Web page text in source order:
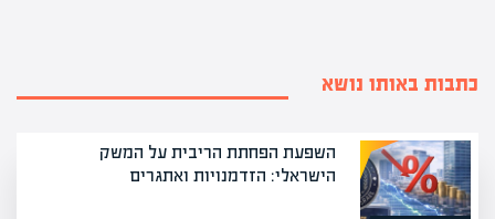
כתבות באותו נושא
השפעת הפחתת הריבית על המשק
הישראלי: הזדמנויות ואתגרים